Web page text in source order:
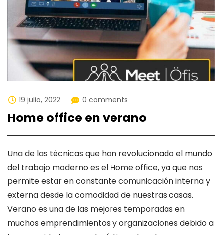
19 julio, 2022 0 comments
Home office en verano
Una de las técnicas que han revolucionado el mundo
del trabajo moderno es el Home office, ya que nos
permite estar en constante comunicación interna y
externa desde la comodidad de nuestras casas.
Verano es una de las mejores temporadas en
muchos emprendimientos y organizaciones debido a